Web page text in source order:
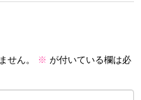
せん。 ※ が付いている欄は必